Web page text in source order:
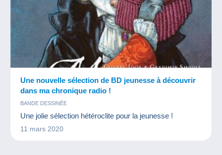
Une nouvelle sélection de BD jeunesse à découvrir
dans ma chronique radio !
BANDE DESSINÉE
Une jolie sélection hétéroclite pour la jeunesse !
11 mars 2020